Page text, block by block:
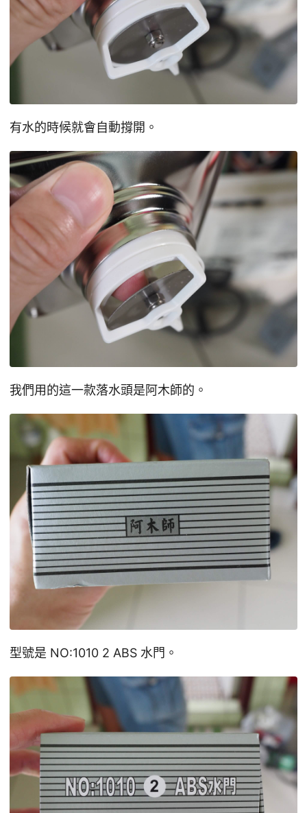
有水的時候就會自動撐開。
我們用的這一款落水頭是阿木師的。
型號是 NO:1010 2 ABS 水門。